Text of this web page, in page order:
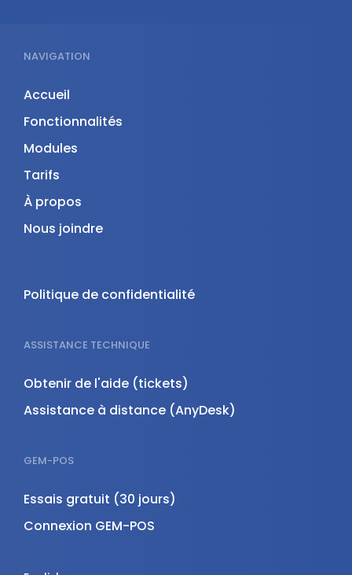
NAVIGATION
Accueil
Fonctionnalités
Modules
Tarifs
À propos
Nous joindre
Politique de confidentialité
ASSISTANCE TECHNIQUE
Obtenir de l'aide (tickets)
Assistance à distance (AnyDesk)
GEM-POS
Essais gratuit (30 jours)
Connexion GEM-POS